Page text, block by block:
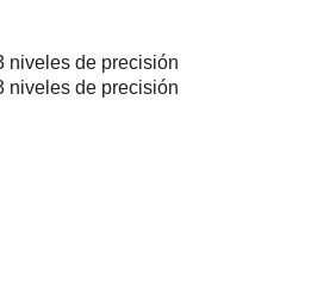
niveles de precisión
niveles de precisión